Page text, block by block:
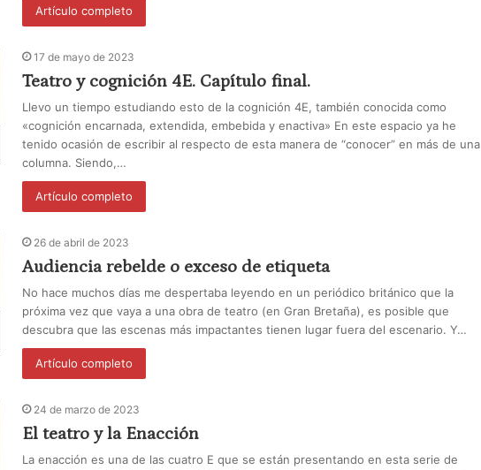
Artículo completo
17 de mayo de 2023
Teatro y cognición 4E. Capítulo final.
Llevo un tiempo estudiando esto de la cognición 4E, también conocida como
«cognición encarnada, extendida, embebida y enactiva» En este espacio ya he
tenido ocasión de escribir al respecto de esta manera de “conocer” en más de una
columna. Siendo,…
Artículo completo
26 de abril de 2023
Audiencia rebelde o exceso de etiqueta
No hace muchos días me despertaba leyendo en un periódico británico que la
próxima vez que vaya a una obra de teatro (en Gran Bretaña), es posible que
descubra que las escenas más impactantes tienen lugar fuera del escenario. Y…
Artículo completo
24 de marzo de 2023
El teatro y la Enacción
La enacción es una de las cuatro E que se están presentando en esta serie de